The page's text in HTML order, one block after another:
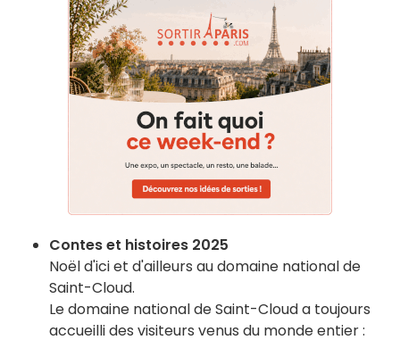
Contes et histoires 2025
Noël d'ici et d'ailleurs au domaine national de
Saint-Cloud.
Le domaine national de Saint-Cloud a toujours
accueilli des visiteurs venus du monde entier :